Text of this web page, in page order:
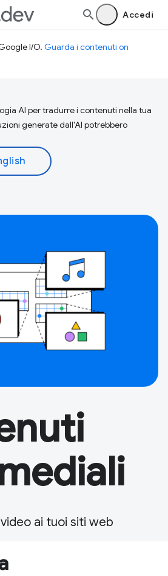
Accedi
I/O. Guarda i contenuti on
AI per tradurre i contenuti nella tua
generate dall'AI potrebbero
ai tuoi siti web